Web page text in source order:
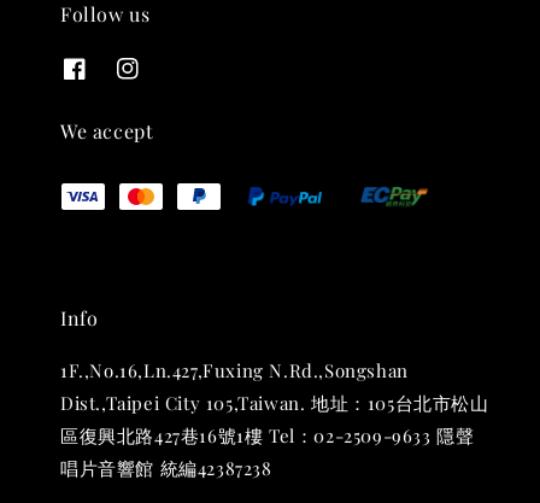
THT 九週年紀念 T-shirt
NT$ 880
加入購物車
Follow us
We accept
Info
1F.,No.16,Ln.427,Fuxing N.Rd.,Songshan
Dist.,Taipei City 105,Taiwan. 地址：105台北市松山
區復興北路427巷16號1樓 Tel：02-2509-9633 隱聲
唱片音響館 統編42387238